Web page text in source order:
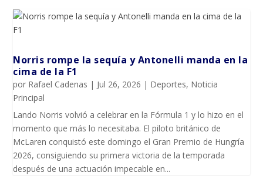
Norris rompe la sequía y Antonelli manda en la
cima de la F1
por Rafael Cadenas | Jul 26, 2026 | Deportes, Noticia
Principal
Lando Norris volvió a celebrar en la Fórmula 1 y lo hizo en el
momento que más lo necesitaba. El piloto británico de
McLaren conquistó este domingo el Gran Premio de Hungría
2026, consiguiendo su primera victoria de la temporada
después de una actuación impecable en...